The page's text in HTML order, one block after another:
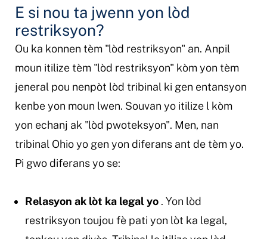
E si nou ta jwenn yon lòd
restriksyon?
Ou ka konnen tèm "lòd restriksyon" an. Anpil
moun itilize tèm "lòd restriksyon" kòm yon tèm
jeneral pou nenpòt lòd tribinal ki gen entansyon
kenbe yon moun lwen. Souvan yo itilize l kòm
yon echanj ak "lòd pwoteksyon". Men, nan
tribinal Ohio yo gen yon diferans ant de tèm yo.
Pi gwo diferans yo se:
Relasyon ak lòt ka legal yo. Yon lòd
restriksyon toujou fè pati yon lòt ka legal,